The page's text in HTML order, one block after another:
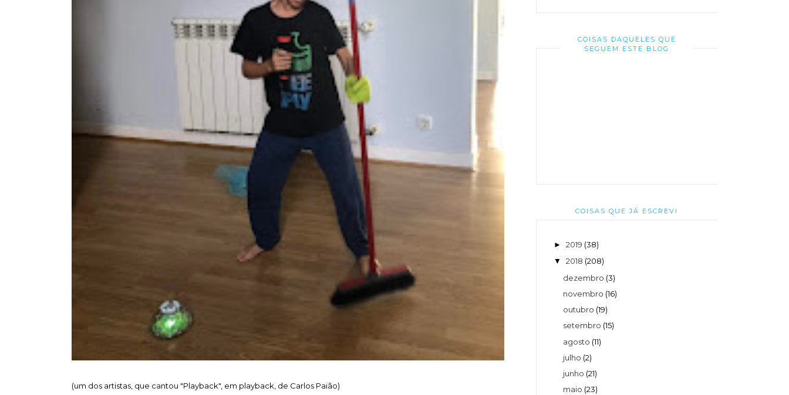
(um dos artistas, que cantou "Playback", em playback, de Carlos Paião)
COISAS DAQUELES QUE
SEGUEM ESTE BLOG
COISAS QUE JÁ ESCREVI
► 2019 (38)
▼ 2018 (208)
dezembro (3)
novembro (16)
outubro (19)
setembro (15)
agosto (11)
julho (2)
junho (21)
maio (23)